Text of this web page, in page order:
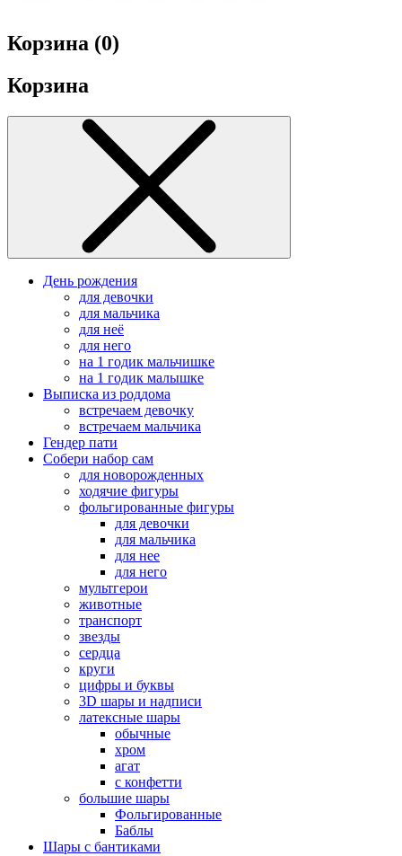
Корзина (0)
Корзина
День рождения
для девочки
для мальчика
для неё
для него
на 1 годик мальчишке
на 1 годик малышке
Выписка из роддома
встречаем девочку
встречаем мальчика
Гендер пати
Собери набор сам
для новорожденных
ходячие фигуры
фольгированные фигуры
для девочки
для мальчика
для нее
для него
мультгерои
животные
транспорт
звезды
сердца
круги
цифры и буквы
3D шары и надписи
латексные шары
обычные
хром
агат
с конфетти
большие шары
Фольгированные
Баблы
Шары с бантиками